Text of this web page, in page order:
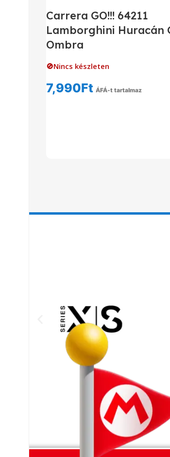
Carrera GO!!! 64211
Lamborghini Huracán
Ombra
🚫Nincs készleten
7,990Ft ÁFÁ-t tartalmaz